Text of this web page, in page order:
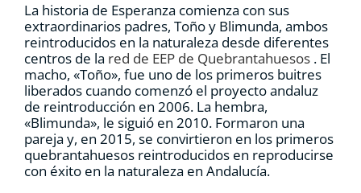
La historia de Esperanza comienza con sus
extraordinarios padres, Toño y Blimunda, ambos
reintroducidos en la naturaleza desde diferentes
centros de la red de EEP de Quebrantahuesos. El
macho, «Toño», fue uno de los primeros buitres
liberados cuando comenzó el proyecto andaluz
de reintroducción en 2006. La hembra,
«Blimunda», le siguió en 2010. Formaron una
pareja y, en 2015, se convirtieron en los primeros
quebrantahuesos reintroducidos en reproducirse
con éxito en la naturaleza en Andalucía.